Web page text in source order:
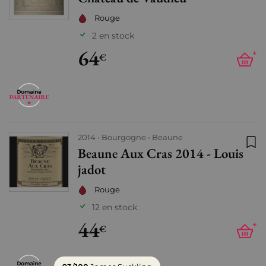
Rouge
2 en stock
64€ +
2014 Bourgogne Beaune
Beaune Aux Cras 2014 - Louis
jadot
Rouge
12 en stock
44€ +